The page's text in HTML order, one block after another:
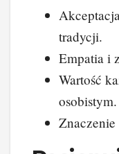
tradycji.
Empatia i
Wartość
osobistym.
Znaczenie